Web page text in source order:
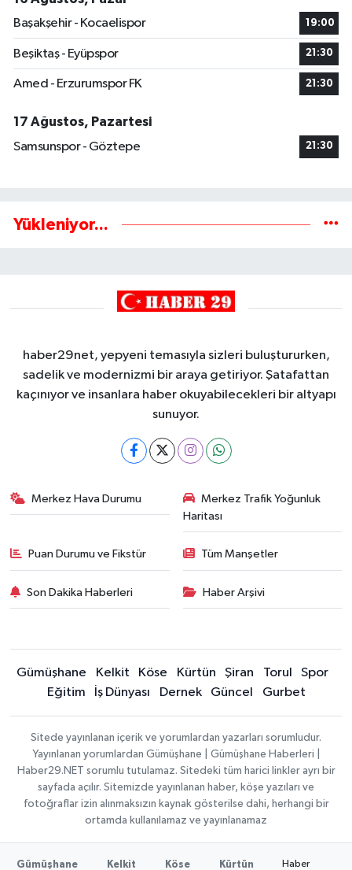
Başakşehir - Kocaelispor
19:00
Beşiktaş - Eyüpspor 21:30
Amed - Erzurumspor FK 21:30
17 Ağustos, Pazartesi
Samsunspor - Göztepe
21:30
Yükleniyor...
haber29net, yepyeni temasıyla sizleri buluştururken,
sadelik ve modernizmi bir araya getiriyor. Şatafattan
kaçınıyor ve insanlara haber okuyabilecekleri bir altyapı
sunuyor.
Merkez Hava Durumu
Merkez Trafik Yoğunluk
Haritası
Puan Durumu ve Fikstür Tüm Manşetler
Son Dakika Haberleri Haber Arşivi
Gümüşhane Kelkit Köse Kürtün Şiran Torul
Spor
Eğitim
İş Dünyası Dernek Güncel Gurbet
Sitede yayınlanan içerik ve yorumlardan yazarları sorumludur.
Yayınlanan yorumlardan Gümüşhane | Gümüşhane Haberleri |
Haber29.NET sorumlu tutulamaz. Sitedeki tüm harici linkler ayrı bir
sayfada açılır. Sitemizde yayınlanan haber, köşe yazıları ve
fotoğraflar izin alınmaksızın kaynak gösterilse dahi, herhangi bir
ortamda kullanılamaz ve yayınlanamaz
Gümüşhane Kelkit Köse Kürtün Haber